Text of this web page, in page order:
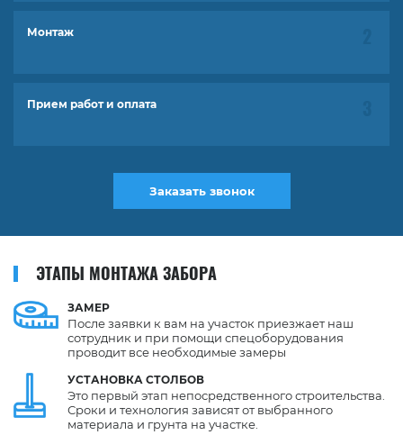
Монтаж
Прием работ и оплата
Заказать звонок
ЭТАПЫ МОНТАЖА ЗАБОРА
ЗАМЕР
УСТАНОВКА СТОЛБОВ
После заявки к вам на участок приезжает наш
сотрудник и при помощи спецоборудования
проводит все необходимые замеры
Это первый этап непосредственного строительства.
Сроки и технология зависят от выбранного
материала и грунта на участке.